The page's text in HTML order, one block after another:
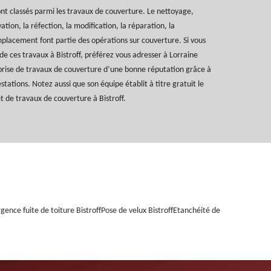
classés parmi les travaux de couverture. Le nettoyage,
la réfection, la modification, la réparation, la
font partie des opérations sur couverture. Si vous
ces travaux à Bistroff, préférez vous adresser à Lorraine
de travaux de couverture d’une bonne réputation grâce à
Notez aussi que son équipe établit à titre gratuit le
de travaux de couverture à Bistroff.
fuite de toiture BistroffPose de velux BistroffEtanchéité de